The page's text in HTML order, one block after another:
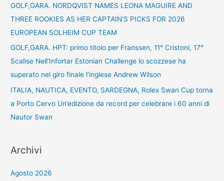
GOLF,GARA. NORDQVIST NAMES LEONA MAGUIRE AND
THREE ROOKIES AS HER CAPTAIN’S PICKS FOR 2026
EUROPEAN SOLHEIM CUP TEAM
GOLF,GARA. HPT: primo titolo per Franssen, 11° Cristoni, 17°
Scalise Nell’Infortar Estonian Challenge lo scozzese ha
superato nel giro finale l’inglese Andrew Wilson
ITALIA, NAUTICA, EVENTO, SARDEGNA, Rolex Swan Cup torna
a Porto Cervo Un’edizione da record per celebrare i 60 anni di
Nautor Swan
Archivi
Agosto 2026